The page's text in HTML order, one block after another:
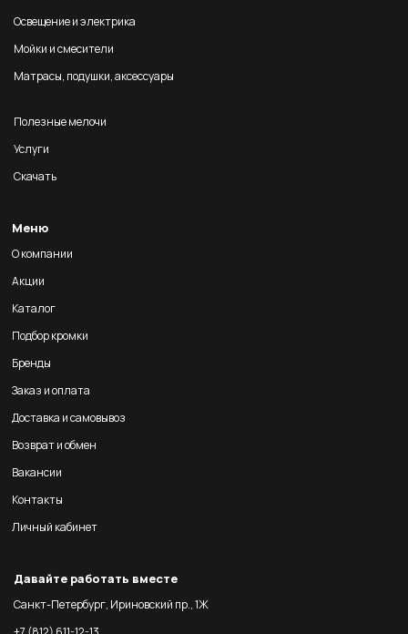
Освещение и электрика
Мойки и смесители
Матрасы, подушки, аксессуары
Полезные мелочи
Услуги
Скачать
Меню
О компании
Акции
Каталог
Подбор кромки
Бренды
Заказ и оплата
Доставка и самовывоз
Возврат и обмен
Вакансии
Контакты
Личный кабинет
Давайте работать вместе
Санкт-Петербург, Ириновский пр., 1Ж